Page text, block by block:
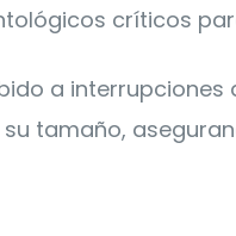
críticos
a interrupciones
tamaño,